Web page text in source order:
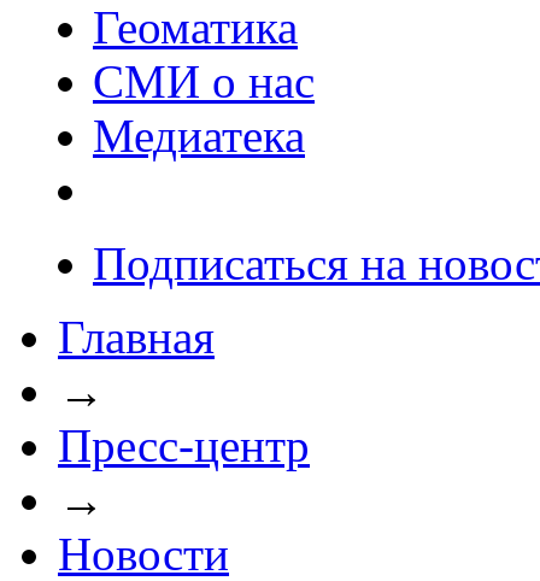
Геоматика
СМИ о нас
Медиатека
Подписаться на
Главная
→
Пресс-центр
→
Новости